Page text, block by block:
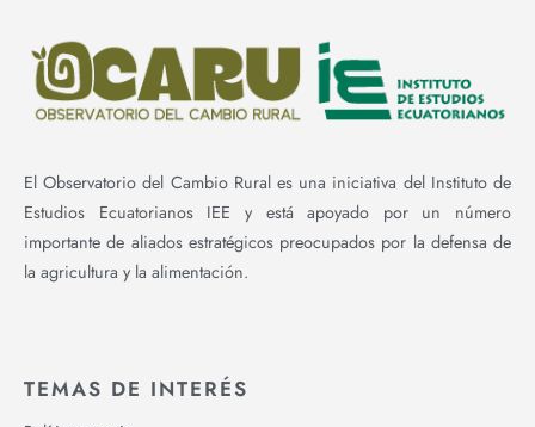
El Observatorio del Cambio Rural es una iniciativa del Instituto de
Estudios Ecuatorianos IEE y está apoyado por un número
importante de aliados estratégicos preocupados por la defensa de
la agricultura y la alimentación.
TEMAS DE INTERÉS